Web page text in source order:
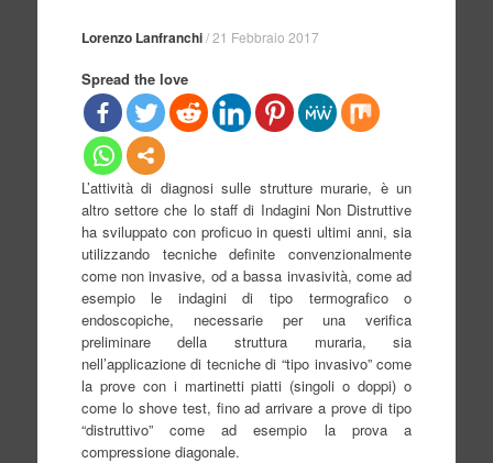
Lorenzo Lanfranchi/21 Febbraio 2017
Spread the love
L’attività di diagnosi sulle strutture murarie, è un
altro settore che lo staff di Indagini Non Distruttive
ha sviluppato con proficuo in questi ultimi anni, sia
utilizzando tecniche definite convenzionalmente
come non invasive, od a bassa invasività, come ad
esempio le indagini di tipo termografico o
endoscopiche, necessarie per una verifica
preliminare della struttura muraria, sia
nell’applicazione di tecniche di “tipo invasivo” come
la prove con i martinetti piatti (singoli o doppi) o
come lo shove test, fino ad arrivare a prove di tipo
“distruttivo” come ad esempio la prova a
compressione diagonale.